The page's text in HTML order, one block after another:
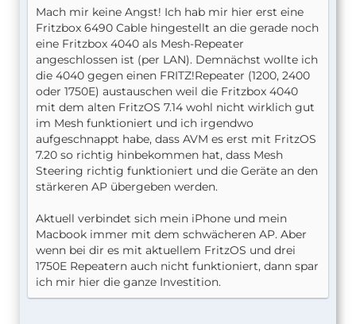
Mach mir keine Angst! Ich hab mir hier erst eine
Fritzbox 6490 Cable hingestellt an die gerade noch
eine Fritzbox 4040 als Mesh-Repeater
angeschlossen ist (per LAN). Demnächst wollte ich
die 4040 gegen einen FRITZ!Repeater (1200, 2400
oder 1750E) austauschen weil die Fritzbox 4040
mit dem alten FritzOS 7.14 wohl nicht wirklich gut
im Mesh funktioniert und ich irgendwo
aufgeschnappt habe, dass AVM es erst mit FritzOS
7.20 so richtig hinbekommen hat, dass Mesh
Steering richtig funktioniert und die Geräte an den
stärkeren AP übergeben werden.
Aktuell verbindet sich mein iPhone und mein
Macbook immer mit dem schwächeren AP. Aber
wenn bei dir es mit aktuellem FritzOS und drei
1750E Repeatern auch nicht funktioniert, dann spar
ich mir hier die ganze Investition.